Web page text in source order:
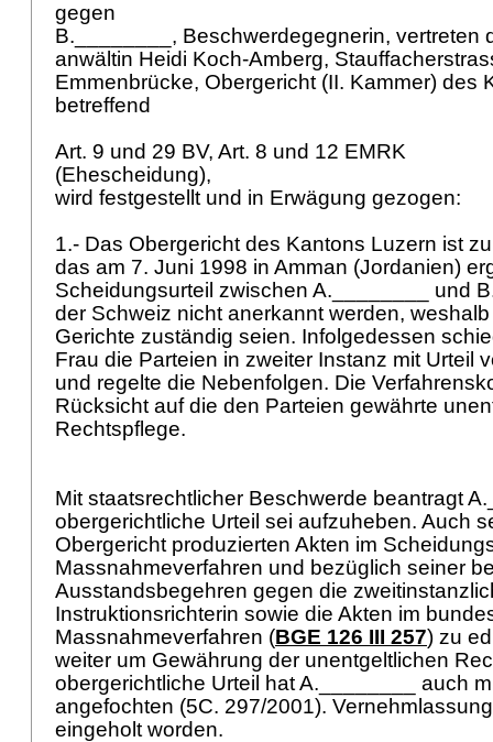
gegen
B.________, Beschwerdegegnerin, vertreten
anwältin Heidi Koch-Amberg,
Emmenbrücke, Obergericht (II. Kammer) des
betreffend
Art. 9 und 29 BV, Art. 8 und 12 EMRK
(Ehescheidung),
wird festgestellt und in Erwägung gezogen:
1.- Das Obergericht des Kantons Luzern ist
das am 7. Juni 1998 in Amman (Jordanien)
Scheidungsurteil zwischen A.________ und
der Schweiz nicht anerkannt werden,
Gerichte zuständig seien. Infolgedessen
Frau die Parteien in zweiter Instanz mit Urteil
und regelte die Nebenfolgen. Die
Rücksicht auf die den Parteien gewährte
Rechtspflege.
Mit staatsrechtlicher Beschwerde beantragt
obergerichtliche Urteil sei aufzuheben. Auch
Obergericht produzierten Akten im
Massnahmeverfahren und bezüglich seiner
Ausstandsbegehren gegen die
Instruktionsrichterin sowie die Akten im
Massnahmeverfahren (BGE 126 III 257) zu
weiter um Gewährung der unentgeltlichen
obergerichtliche Urteil hat A.________ auch
angefochten (5C. 297/2001).
eingeholt worden.